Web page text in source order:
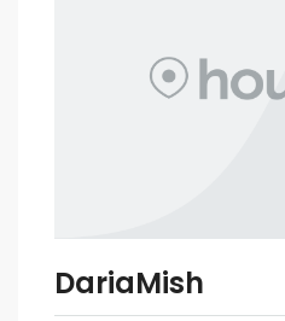
DariaMish